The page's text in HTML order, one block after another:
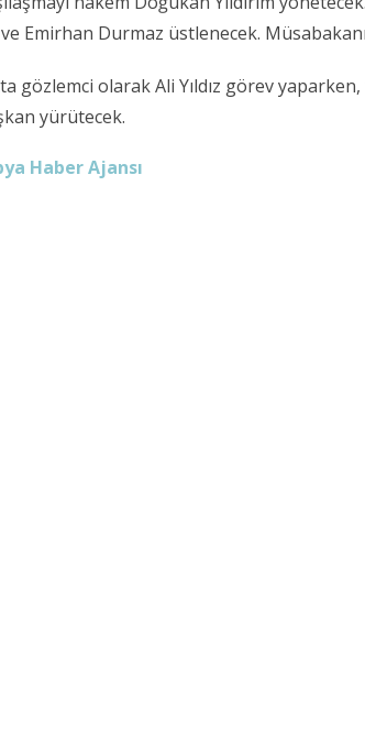
Emirhan Durmaz üstlenecek.
gözlemci olarak Ali Yıldız görev
yürütecek.
Haber Ajansı